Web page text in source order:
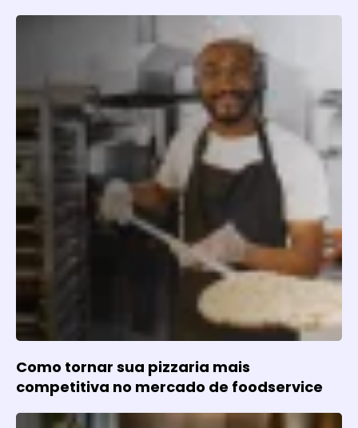
Como tornar sua pizzaria mais
competitiva no mercado de foodservice